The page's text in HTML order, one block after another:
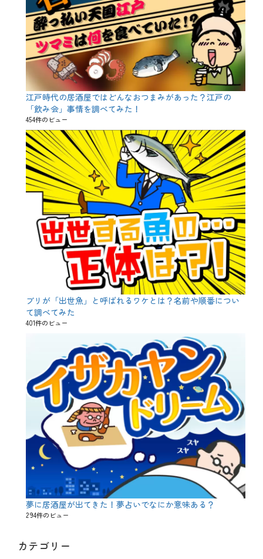
江戸時代の居酒屋ではどんなおつまみがあった？江戸の
「飲み会」事情を調べてみた！
454件のビュー
ブリが「出世魚」と呼ばれるワケとは？名前や順番につい
て調べてみた
401件のビュー
夢に居酒屋が出てきた！夢占いでなにか意味ある？
294件のビュー
カテゴリー